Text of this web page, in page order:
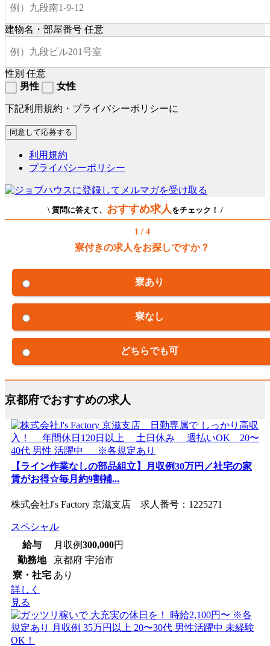
建物名・部屋番号 任意
性別 任意
男性
女性
下記利用規約・プライバシーポリシーに
利用規約
プライバシーポリシー
\ 質問に答えて、 おすすめ求人をチェック！ /
1 / 4
寮付きの求人をお探しですか？
寮あり
寮なし
どちらでも可
京都府でおすすめの求人
【ライン作業なしの部品組立】月収例30万円／社宅の家
賃がお得☆毎月約9割補...
株式会社J's Factory 京滋支店 求人番号：1225271
スペシャル
給与
月収例300,000円
勤務地
京都府 宇治市
寮・社宅 あり
詳しく
見る